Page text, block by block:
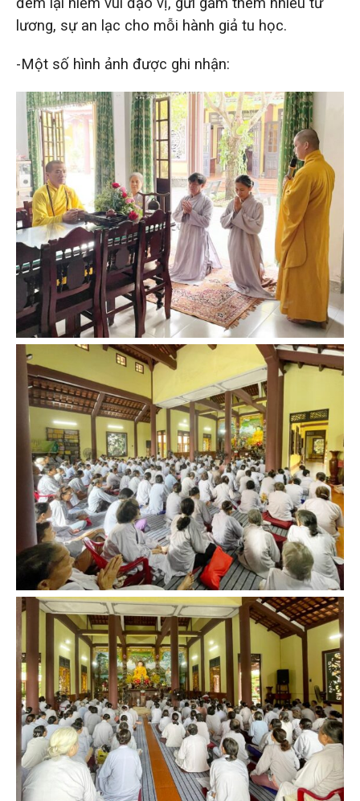
lương, sự an lạc cho mỗi hành giả tu học.
-Một số hình ảnh được ghi nhận: